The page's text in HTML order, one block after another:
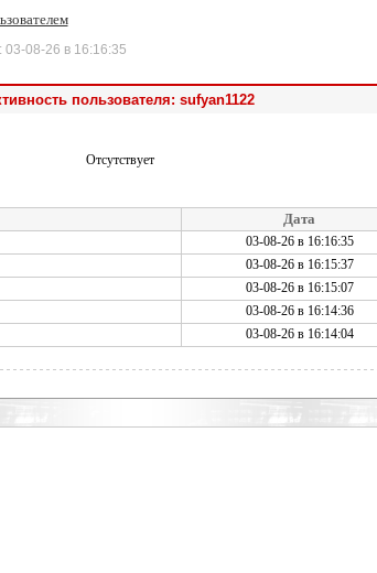
08-26 в 16:16:35
пользователя: sufyan1122
Отсутствует
Дата
03-08-26 в 16:16:35
03-08-26 в 16:15:37
03-08-26 в 16:15:07
03-08-26 в 16:14:36
03-08-26 в 16:14:04